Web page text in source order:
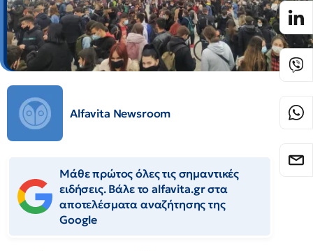
Alfavita Newsroom
Μάθε πρώτος όλες τις σημαντικές
ειδήσεις. Βάλε το alfavita.gr στα
αποτελέσματα αναζήτησης της
Google